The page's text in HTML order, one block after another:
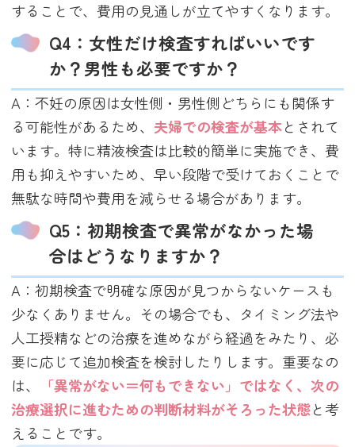
することで、費用の見通しが立てやすくなります。
Q4：女性だけ検査すればいいです
か？男性も必要ですか？
A：不妊の原因は女性側・男性側どちらにも関係す
る可能性があるため、 夫婦での検査が基本とされて
います。特に精液検査は比較的簡単に実施でき、費
用も抑えやすいため、早い段階で受けておくことで
無駄な時間や費用を減らせる場合があります。
Q5：初期検査で異常がなかった場
合はどうなりますか？
A：初期検査で明確な原因が見つからないケースも
少なくありません。その場合でも、タイミング法や
人工授精などの治療を進めながら経過をみたり、必
要に応じて追加検査を検討したりします。重要なの
は、
「異常がない＝何もできない」ではなく、次の
治療選択に進むための判断材料がそろった状態と考
えることです。